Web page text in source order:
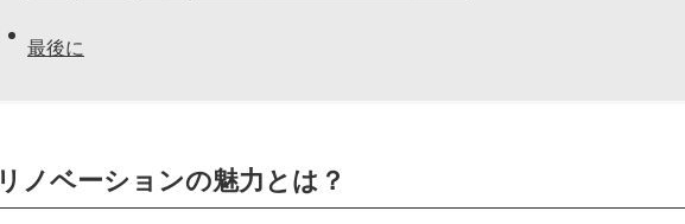
最後に
リノベーションの魅力とは？